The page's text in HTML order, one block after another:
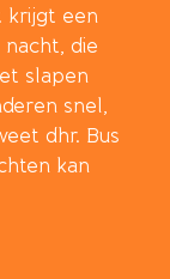
krijgt een
die
slapen
snel,
dhr. Bus
kan